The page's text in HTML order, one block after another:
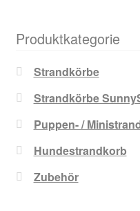
Produktkategorie
Strandkörbe
Strandkörbe
Puppen- /
Hundestrandkorb
Zubehör